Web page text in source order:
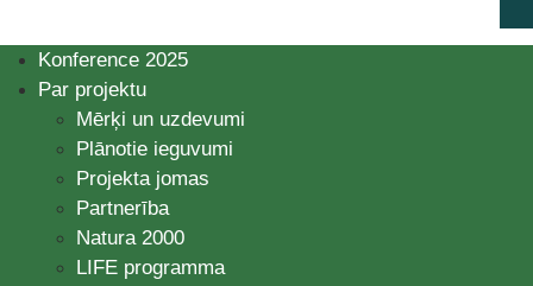
Konference 2025
Par projektu
Mērķi un uzdevumi
Plānotie ieguvumi
Projekta jomas
Partnerība
Natura 2000
LIFE programma